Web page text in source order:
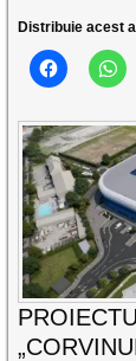
Distribuie acest